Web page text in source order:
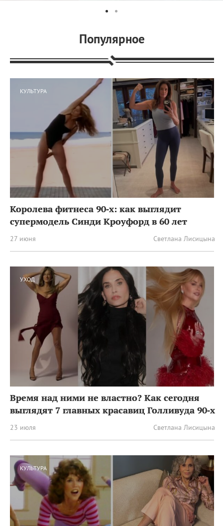
Популярное
КУЛЬТУРА
Королева фитнеса 90‑х: как выглядит
супермодель Синди Кроуфорд в 60 лет
27 июня Светлана Лисицына
УХОД
Время над ними не властно? Как сегодня
выглядят 7 главных красавиц Голливуда 90‑х
23 июля Светлана Лисицына
КУЛЬТУРА